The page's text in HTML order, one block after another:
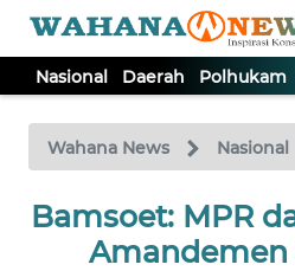
Nasional Daerah Polhukam
Wahana News Nasional
Bamsoet: MPR
Amandemen
TV
Tutup
NASIONAL